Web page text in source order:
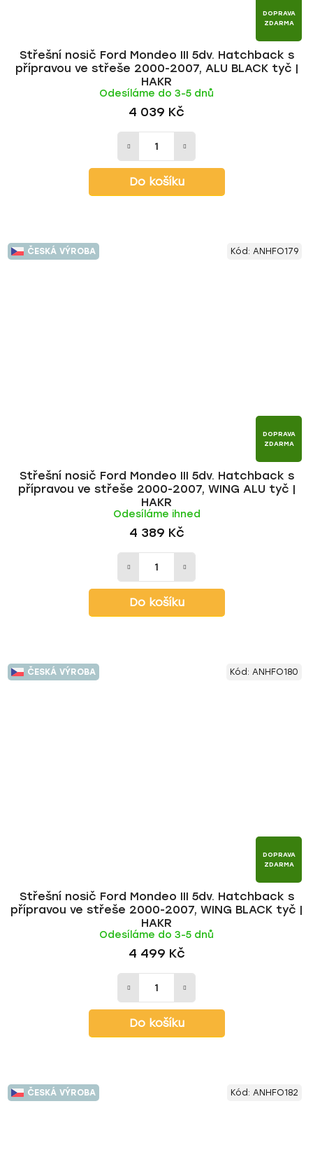
DOPRAVA
ZDARMA
Střešní nosič Ford Mondeo III 5dv. Hatchback s
přípravou ve střeše 2000-2007, ALU BLACK tyč |
HAKR
Odesíláme do 3-5 dnů
4 039 Kč
Do košíku
ČESKÁ VÝROBA
DOPRAVA
ZDARMA
Střešní nosič Ford Mondeo III 5dv. Hatchback s
přípravou ve střeše 2000-2007, WING ALU tyč |
HAKR
Odesíláme ihned
4 389 Kč
Do košíku
Kód: ANHFO179
ČESKÁ VÝROBA
DOPRAVA
ZDARMA
Střešní nosič Ford Mondeo III 5dv. Hatchback s
přípravou ve střeše 2000-2007, WING BLACK tyč |
HAKR
Odesíláme do 3-5 dnů
4 499 Kč
Do košíku
Kód: ANHFO180
ČESKÁ VÝROBA Kód: ANHFO182